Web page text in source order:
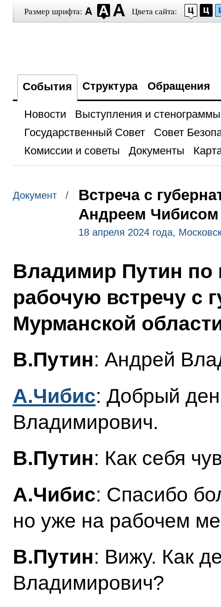
Размер шрифта: Цвета сайта:
События Структура Обращения
Новости
Выступления и стенограммы
Государственный Совет
Совет
Комиссии и советы
Документы
Документ /
Встреча с
Андреем Чибисом
18 апреля 2024 года,
Владимир Путин по
рабочую встречу с
Мурманской
В.Путин: Андрей
А.Чибис: Добрый
Владимирович.
В.Путин: Как себя
А.Чибис: Спасибо
но уже на рабочем
В.Путин: Вижу. Как
Владимирович?